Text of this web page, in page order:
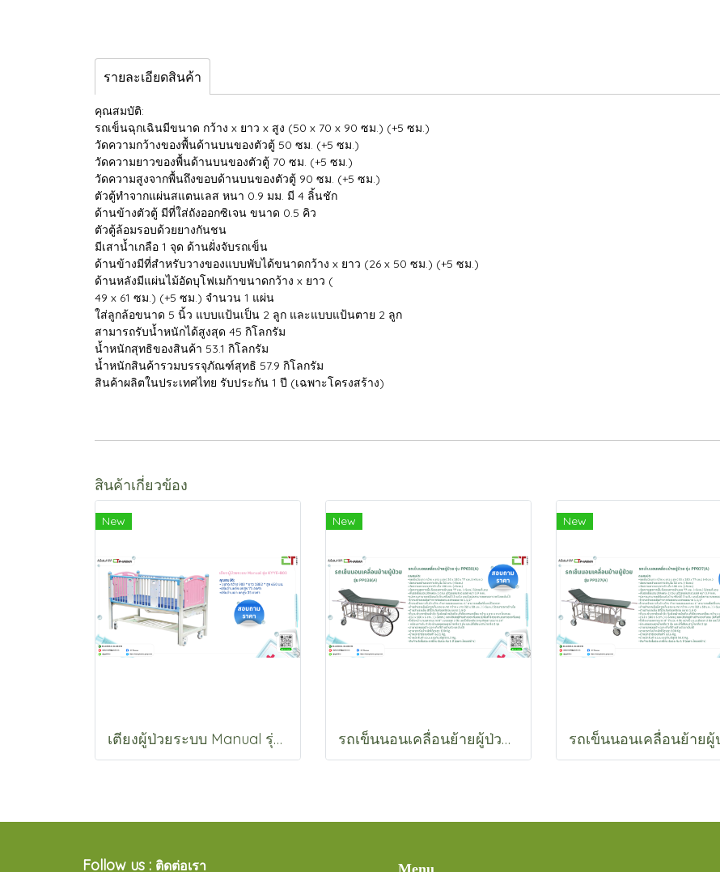
รายละเอียดสินค้า
คุณสมบัติ:
รถเข็นฉุกเฉินมีขนาด กว้าง x ยาว x สูง (50 x 70 x 90 ซม.) (+5 ซม.)
วัดความกว้างของพื้นด้านบนของตัวตู้ 50 ซม. (+5 ซม.)
วัดความยาวของพื้นด้านบนของตัวตู้ 70 ซม. (+5 ซม.)
วัดความสูงจากพื้นถึงขอบด้านบนของตัวตู้ 90 ซม. (+5 ซม.)
ตัวตู้ทำจากแผ่นสแตนเลส หนา 0.9 มม. มี 4 ลิ้นชัก
ด้านข้างตัวตู้ มีที่ใส่ถังออกซิเจน ขนาด 0.5 คิว
ตัวตู้ล้อมรอบด้วยยางกันชน
มีเสาน้ำเกลือ 1 จุด ด้านฝั่งจับรถเข็น
ด้านข้างมีที่สำหรับวางของแบบพับได้ขนาดกว้าง x ยาว (26 x 50 ซม.) (+5 ซม.)
ด้านหลังมีแผ่นไม้อัดบุโฟเมก้าขนาดกว้าง x ยาว (
49 x 61 ซม.) (+5 ซม.) จํานวน 1 แผ่น
ใส่ลูกล้อขนาด 5 นิ้ว แบบแป้นเป็น 2 ลูก และแบบแป้นตาย 2 ลูก
สามารถรับน้ำหนักได้สูงสุด 45 กิโลกรัม
น้ำหนักสุทธิของสินค้า 53.1 กิโลกรัม
น้ำหนักสินค้ารวมบรรจุภัณฑ์สุทธิ 57.9 กิโลกรัม
สินค้าผลิตในประเทศไทย รับประกัน 1 ปี (เฉพาะโครงสร้าง)
สินค้าเกี่ยวข้อง
New
เตียงผู้ป่วยระบบ Manual รุ่น KYYE-B03
New
รถเข็นนอนเคลื่อนย้ายผู้ป่วย รุ่น PP038(A)
New
Follow us : ติดต่อเรา Menu